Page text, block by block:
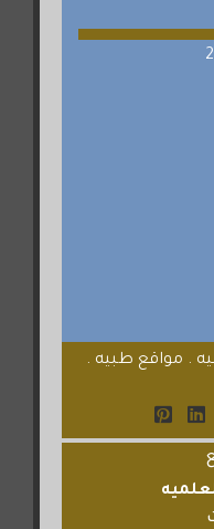
. مواقع طبيه .